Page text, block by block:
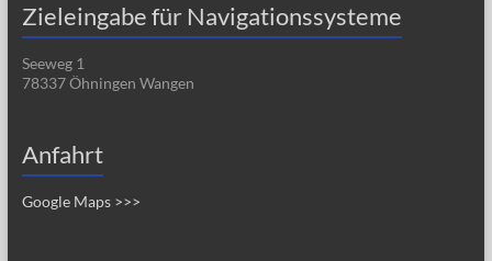
Zieleingabe für Navigationssysteme
Seeweg 1
78337 Öhningen Wangen
Anfahrt
Google Maps >>>